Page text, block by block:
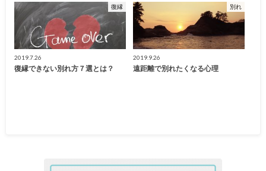
復縁
2019.7.26
復縁できない別れ方７選とは？
別れ
2019.9.26
遠距離で別れたくなる心理